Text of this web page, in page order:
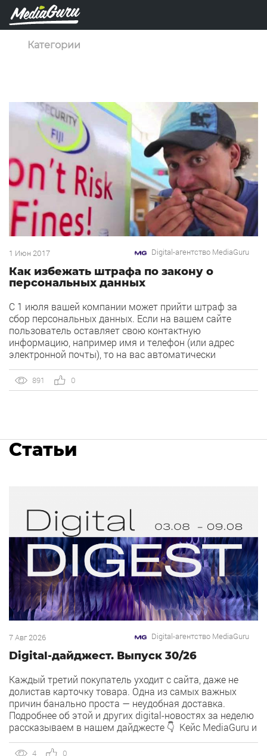
Категории
1 Июн 2017 Digital-агентство MediaGuru
Как избежать штрафа по закону о
персональных данных
С 1 июля вашей компании может прийти штраф за
сбор персональных данных. Если на вашем сайте
пользователь оставляет свою контактную
информацию, например имя и телефон (или адрес
электронной почты), то на вас автоматически
которые вступят в силу уже 1 июля.
891 0
Статьи
7 Авг 2026 Digital-агентство MediaGuru
Digital-дайджест. Выпуск 30/26
Каждый третий покупатель уходит с сайта, даже не
долистав карточку товара. Одна из самых важных
причин банально проста — неудобная доставка.
Подробнее об этой и других digital-новостях за неделю
рассказываем в нашем дайджесте 👇 Кейс MediaGuru и
Агентство продвигает ресторан OSH by Урюк в
4 0